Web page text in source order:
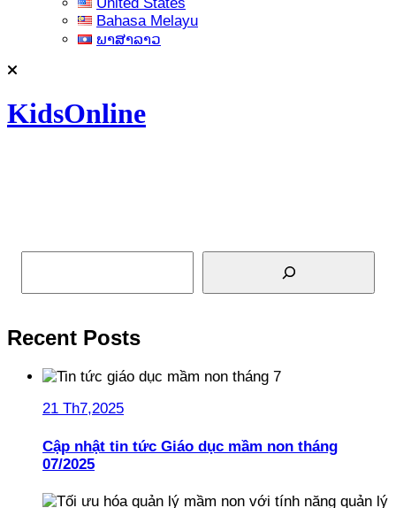
Bahasa Melayu
ພາສາລາວ
KidsOnline
Tìm kiếm
Recent Posts
21 Th7,2025
Cập nhật tin tức Giáo dục mầm non tháng
07/2025